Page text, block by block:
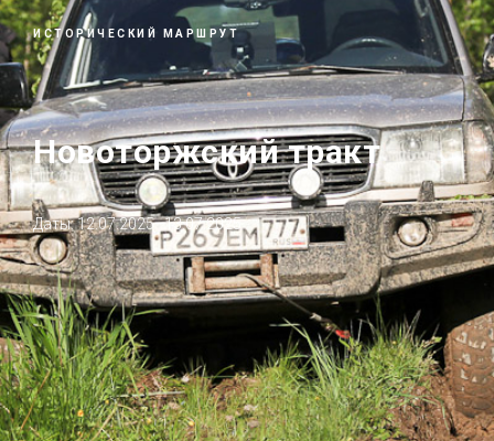
ИСТОРИЧЕСКИЙ МАРШРУТ
Новоторжский тракт
Даты: 12.07.2025–13.07.2025